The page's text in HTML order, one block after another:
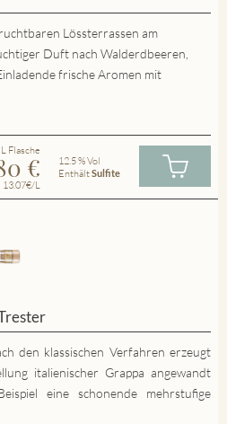
Lössterrassen am
Duft nach Walderdbeeren,
frische Aromen mit
Flasche
€
13.07€/L
12.5 % Vol
EnthältSulfite
den klassischen Verfahren erzeugt
italienischer Grappa angewandt
eine schonende mehrstufige